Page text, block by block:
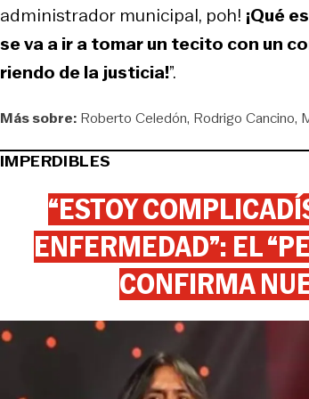
administrador municipal, poh! ¡Qué
se va a ir a tomar un tecito con un
riendo de la justicia!”.
Más sobre: Roberto Celedón Rodrigo Cancino
IMPERDIBLES
“ESTOY
ENFERMEDAD”: EL
CONFIRMA